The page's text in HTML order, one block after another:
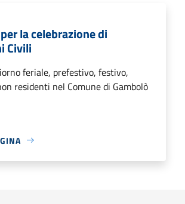
la celebrazione di
Civili
feriale, prefestivo, festivo,
residenti nel Comune di Gambolò